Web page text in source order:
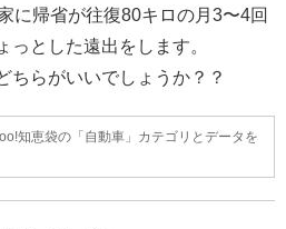
に帰省が往復80キロの月3〜4回
っとした遠出をします。
ちらがいいでしょうか？？
知恵袋の「自動車」カテゴリとデータを